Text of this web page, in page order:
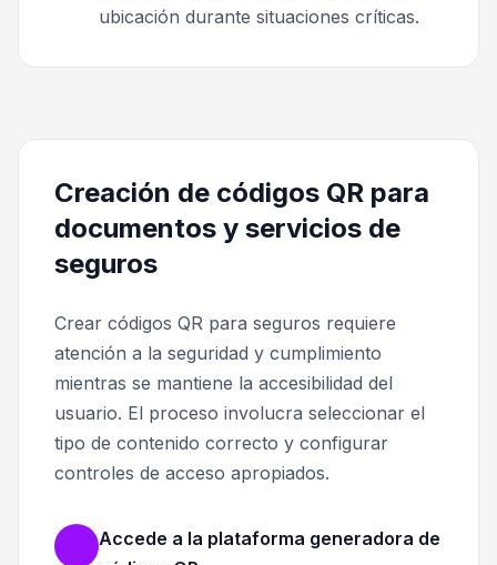
ubicación durante situaciones críticas.
Creación de códigos QR para
documentos y servicios de
seguros
Crear códigos QR para seguros requiere
atención a la seguridad y cumplimiento
mientras se mantiene la accesibilidad del
usuario. El proceso involucra seleccionar el
tipo de contenido correcto y configurar
controles de acceso apropiados.
Accede a la plataforma generadora de